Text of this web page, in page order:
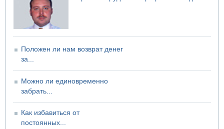
Положен ли нам возврат денег
за...
Можно ли единовременно
забрать...
Как избавиться от
постоянных...